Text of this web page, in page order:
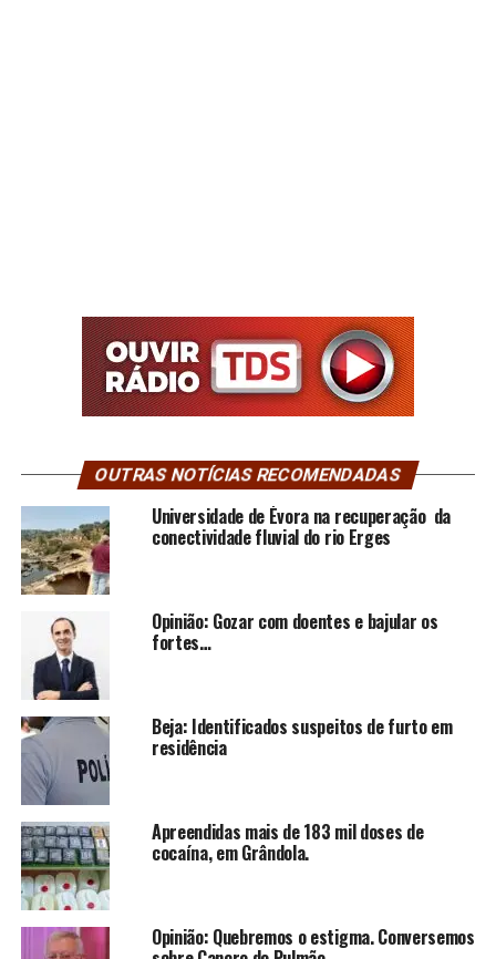
OUTRAS NOTÍCIAS RECOMENDADAS
Universidade de Évora na recuperação da
conectividade fluvial do rio Erges
Opinião: Gozar com doentes e bajular os
fortes…
Beja: Identificados suspeitos de furto em
residência
Apreendidas mais de 183 mil doses de
cocaína, em Grândola.
Opinião: Quebremos o estigma. Conversemos